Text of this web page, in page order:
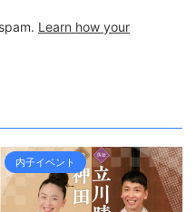
Learn how your
内子イベント